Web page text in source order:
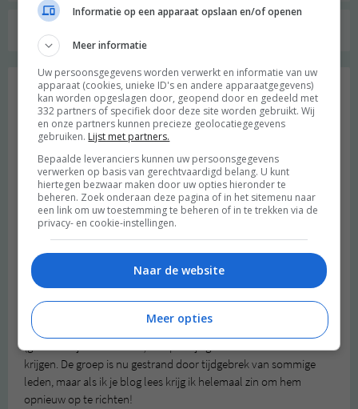
Geschreven door:
10 gedachten over “20 vragen over
leesclubs beantwoord
Roosschreef:
2022 OM
Wat een leuke blog! Ik had een tijdje een leesgroepje met een
paar vrienden: allemaal hebben we een letterenstudie gedaan en
met ons clubje lazen we populair-wetenschappelijke boeken
gemeenschappelijke (gebrek aan) voorkennis samen te proberen
die boeken te begrijpen! We hebben ook nog wel eens ter plekke
(gewoon bij iemand thuis) een proefje gedaan om beter inzicht te
krijgen. De groep is nu gestrand door tijdgebrek van sommige
leden, maar als ik je blog lees krijg ik helemaal zin om hem
opnieuw op te richten!
Informatie op een apparaat opslaan en/of openen
Meer informatie
Uw persoonsgegevens worden verwerkt en informatie van uw
apparaat (cookies, unieke ID's en andere apparaatgegevens)
kan worden opgeslagen door, geopend door en gedeeld met
332 partners of specifiek door deze site worden gebruikt. Wij
en onze partners kunnen precieze geolocatiegegevens
gebruiken. Lijst met partners.
Bepaalde leveranciers kunnen uw persoonsgegevens
verwerken op basis van gerechtvaardigd belang. U kunt
hiertegen bezwaar maken door uw opties hieronder te
beheren. Zoek onderaan deze pagina of in het sitemenu naar
een link om uw toestemming te beheren of in te trekken via de
privacy- en cookie-instellingen.
Naar de website
Meer opties